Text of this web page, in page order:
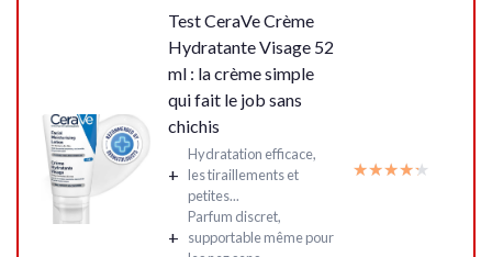
Test CeraVe Crème
Hydratante Visage 52
ml : la crème simple
qui fait le job sans
chichis
+
Hydratation efficace,
les tiraillements et
petites...
+
Parfum discret,
supportable même pour
★★★★★
★★★★★